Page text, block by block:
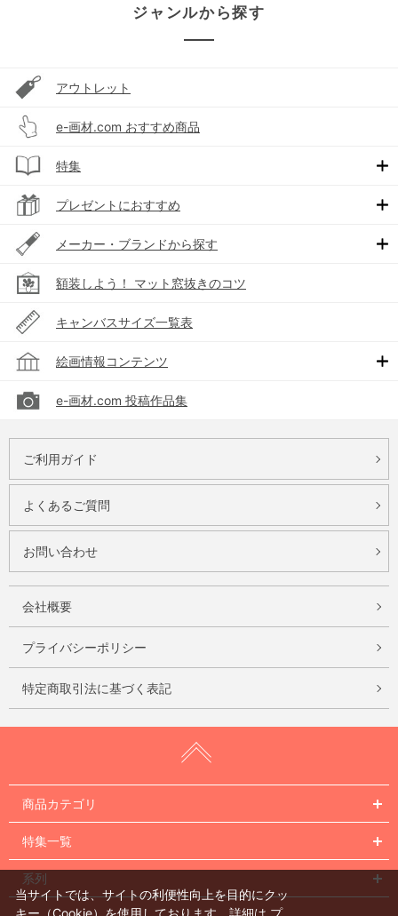
ジャンルから探す
アウトレット
e-画材.com おすすめ商品
特集
プレゼントにおすすめ
メーカー・ブランドから探す
額装しよう！ マット窓抜きのコツ
キャンバスサイズ一覧表
絵画情報コンテンツ
e-画材.com 投稿作品集
ご利用ガイド
よくあるご質問
お問い合わせ
会社概要
プライバシーポリシー
特定商取引法に基づく表記
商品カテゴリ
特集一覧
系列
当サイトでは、サイトの利便性向上を目的にクッ